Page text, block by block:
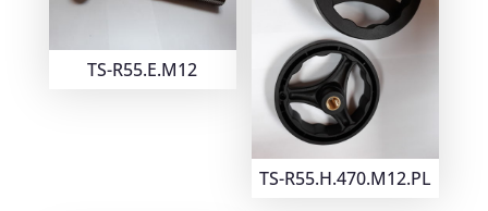
TS-R55.E.M12
TS-R55.H.470.M12.PL